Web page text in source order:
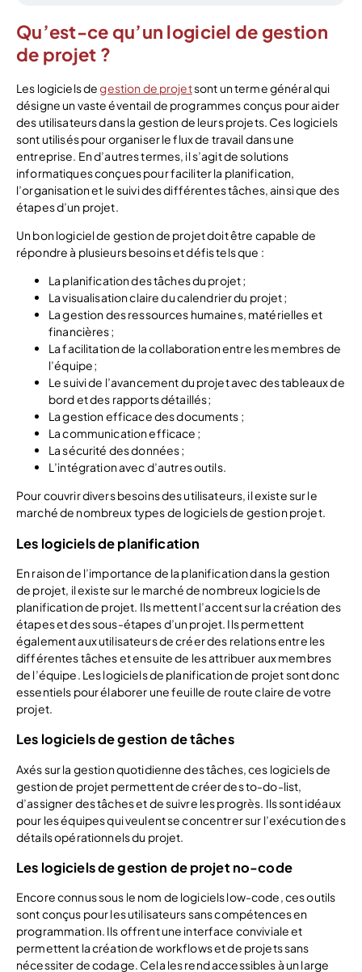
Qu’est-ce qu’un logiciel de gestion
de projet ?
Les logiciels degestion de projetsont un terme général qui
désigne un vaste éventail de programmes conçus pour aider
des utilisateurs dans la gestion de leurs projets. Ces logiciels
sont utilisés pour organiser le flux de travail dans une
entreprise. En d’autres termes, il s’agit de solutions
informatiques conçues pour faciliter la planification,
l’organisation et le suivi des différentes tâches, ainsi que des
étapes d’un projet.
Un bon logiciel de gestion de projet doit être capable de
répondre à plusieurs besoins et défis tels que :
La planification des tâches du projet ;
La visualisation claire du calendrier du projet ;
La gestion des ressources humaines, matérielles et
financières ;
La facilitation de la collaboration entre les membres de
l’équipe ;
Le suivi de l’avancement du projet avec des tableaux de
bord et des rapports détaillés ;
La gestion efficace des documents ;
La communication efficace ;
La sécurité des données ;
L’intégration avec d’autres outils.
Pour couvrir divers besoins des utilisateurs, il existe sur le
marché de nombreux types de logiciels de gestion projet.
Les logiciels de planification
En raison de l’importance de la planification dans la gestion
de projet, il existe sur le marché de nombreux logiciels de
planification de projet. Ils mettent l’accent sur la création des
étapes et des sous-étapes d’un projet. Ils permettent
également aux utilisateurs de créer des relations entre les
différentes tâches et ensuite de les attribuer aux membres
de l’équipe. Les logiciels de planification de projet sont donc
essentiels pour élaborer une feuille de route claire de votre
projet.
Les logiciels de gestion de tâches
Axés sur la gestion quotidienne des tâches, ces logiciels de
gestion de projet permettent de créer des to-do-list,
d’assigner des tâches et de suivre les progrès. Ils sont idéaux
pour les équipes qui veulent se concentrer sur l’exécution des
détails opérationnels du projet.
Les logiciels de gestion de projet no-code
Encore connus sous le nom de logiciels low-code, ces outils
sont conçus pour les utilisateurs sans compétences en
programmation. Ils offrent une interface conviviale et
permettent la création de workflows et de projets sans
nécessiter de codage. Cela les rend accessibles à un large